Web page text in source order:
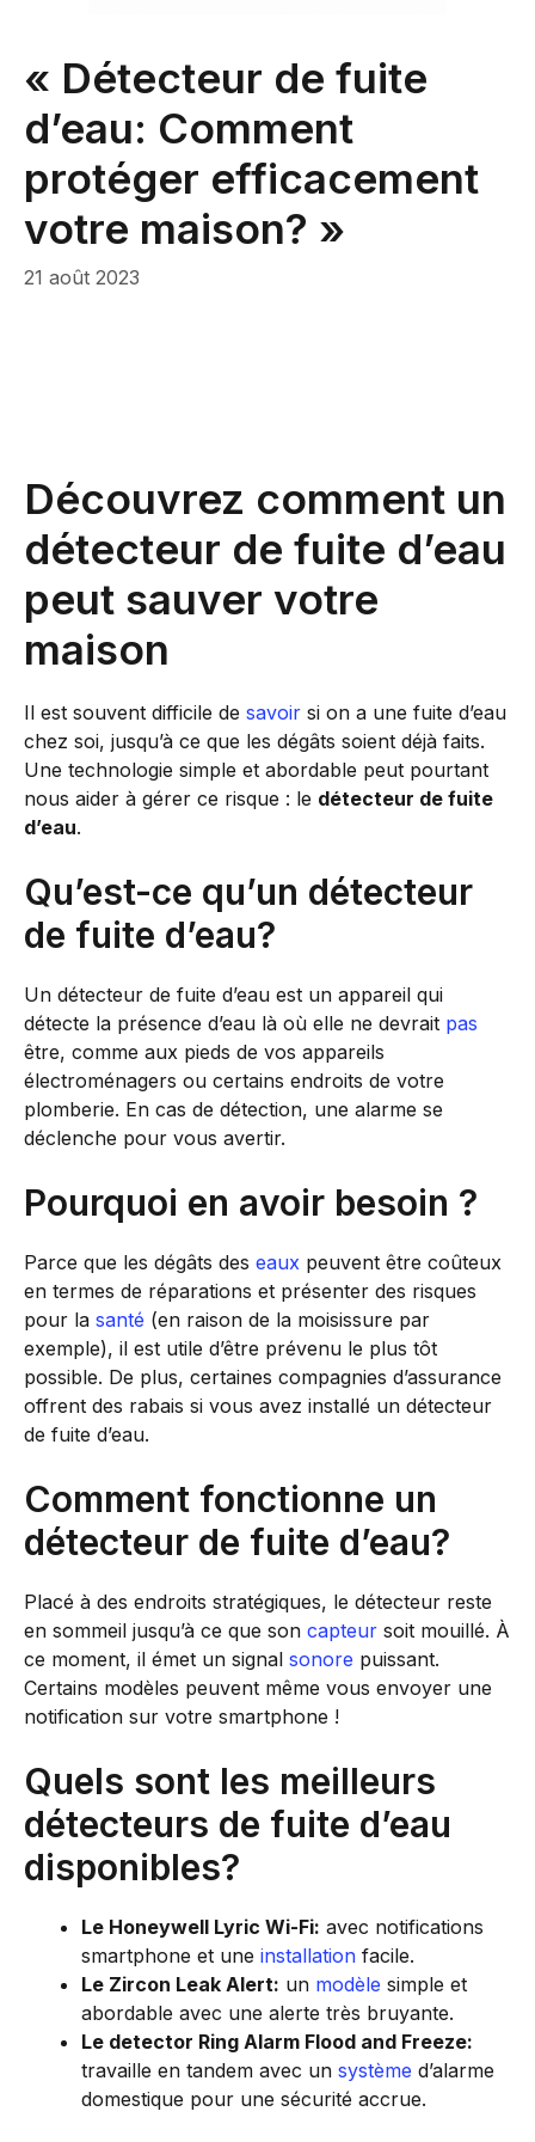
« Détecteur de fuite
d’eau: Comment
protéger efficacement
votre maison? »
21 août 2023
Découvrez comment un
détecteur de fuite d’eau
peut sauver votre
maison
Il est souvent difficile de savoir si on a une fuite d’eau
chez soi, jusqu’à ce que les dégâts soient déjà faits.
Une technologie simple et abordable peut pourtant
nous aider à gérer ce risque : le détecteur de fuite
d’eau.
Qu’est-ce qu’un détecteur
de fuite d’eau?
Un détecteur de fuite d’eau est un appareil qui
détecte la présence d’eau là où elle ne devrait pas
être, comme aux pieds de vos appareils
électroménagers ou certains endroits de votre
plomberie. En cas de détection, une alarme se
déclenche pour vous avertir.
Pourquoi en avoir besoin ?
Parce que les dégâts des eaux peuvent être coûteux
en termes de réparations et présenter des risques
pour la santé (en raison de la moisissure par
exemple), il est utile d’être prévenu le plus tôt
possible. De plus, certaines compagnies d’assurance
offrent des rabais si vous avez installé un détecteur
de fuite d’eau.
Comment fonctionne un
détecteur de fuite d’eau?
Placé à des endroits stratégiques, le détecteur reste
en sommeil jusqu’à ce que son capteur soit mouillé. À
ce moment, il émet un signal sonore puissant.
Certains modèles peuvent même vous envoyer une
notification sur votre smartphone !
Quels sont les meilleurs
détecteurs de fuite d’eau
disponibles?
Le Honeywell Lyric Wi-Fi: avec notifications
smartphone et une installation facile.
Le Zircon Leak Alert: un modèle simple et
abordable avec une alerte très bruyante.
Le detector Ring Alarm Flood and Freeze:
travaille en tandem avec un système d’alarme
domestique pour une sécurité accrue.